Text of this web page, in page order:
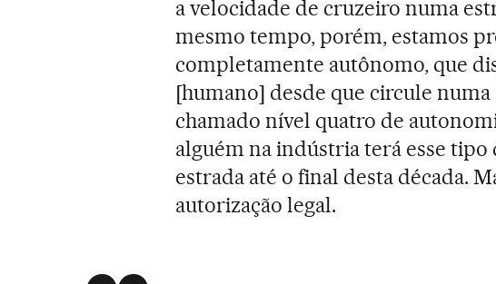
a velocidade de cruzeiro numa
mesmo tempo, porém, estamos
completamente autônomo, que
[humano] desde que circule
chamado nível quatro de
alguém na indústria terá esse
estrada até o final desta década.
autorização legal.